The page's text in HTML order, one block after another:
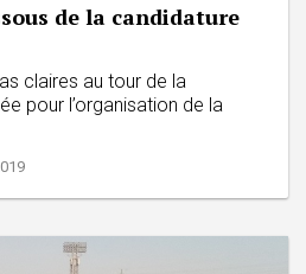
de la candidature
claires au tour de la
pour l’organisation de la